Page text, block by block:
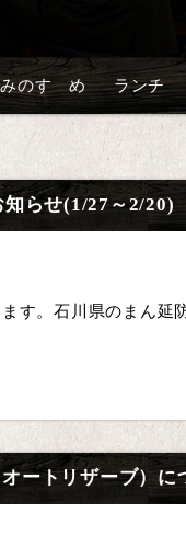
のすゝめ ランチ
らせ(1/27～2/20)
す。石川県のまん延
ートリザーブ）に